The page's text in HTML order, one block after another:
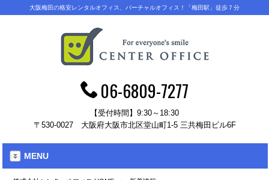
大阪梅田の格安レンタルオフィス、バーチャルオフィス！「梅田駅」徒歩７分
06-6809-7277
【受付時間】9:30～18:30
〒530-0027 大阪府大阪市北区堂山町1-5 三共梅田ビル6F
MENU